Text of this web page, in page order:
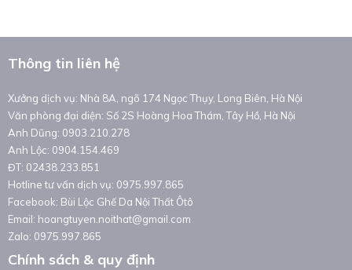
Thông tin liên hệ
Xưởng dịch vụ: Nhà 8A, ngõ 174 Ngọc Thụy, Long Biên, Hà Nội
Văn phòng đại diện: Số 2S Hoàng Hoa Thám, Tây Hồ, Hà Nội
Anh Dũng: 0903.210.278
Anh Lộc: 0904.154.469
ĐT: 02438.233.851
Hotline tư vấn dịch vụ: 0975.997.865
Facebook: Bùi Lộc Ghế Da Nội Thất Ôtô
Email: hoangtuyen.noithat@gmail.com
Zalo: 0975.997.865
Chính sách & quy định